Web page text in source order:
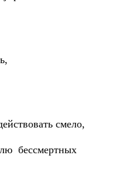
смело,
бессмертных